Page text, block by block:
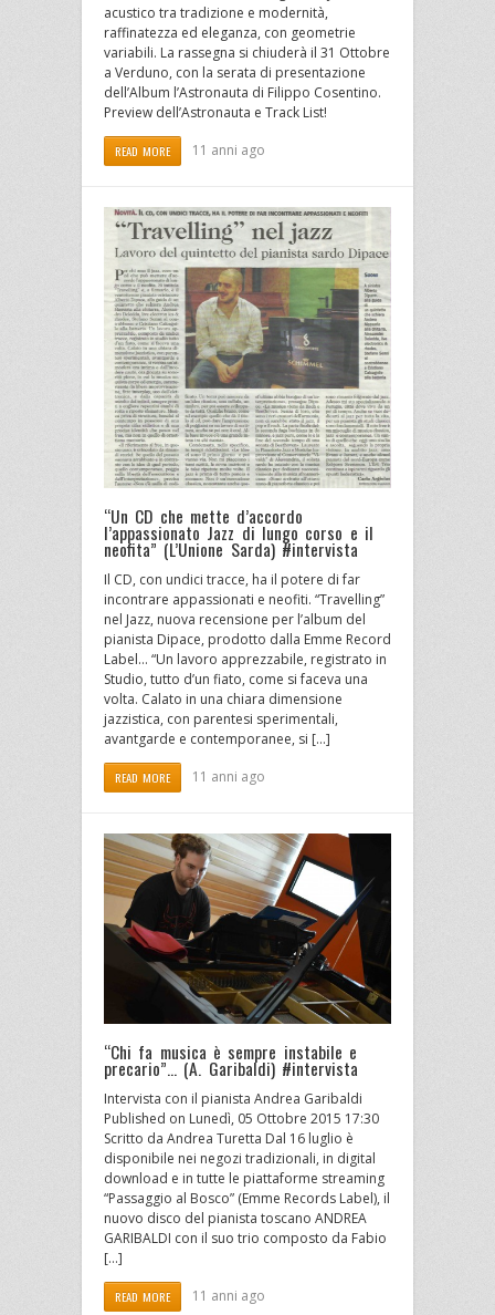
acustico tra tradizione e modernità,
raffinatezza ed eleganza, con geometrie
variabili. La rassegna si chiuderà il 31 Ottobre
a Verduno, con la serata di presentazione
dell’Album l’Astronauta di Filippo Cosentino.
Preview dell’Astronauta e Track List!
READ MORE 11 anni ago
“Un CD che mette d’accordo
l’appassionato Jazz di lungo corso e il
neofita” (L’Unione Sarda) #intervista
Il CD, con undici tracce, ha il potere di far
incontrare appassionati e neofiti. “Travelling”
nel Jazz, nuova recensione per l’album del
pianista Dipace, prodotto dalla Emme Record
Label… “Un lavoro apprezzabile, registrato in
Studio, tutto d’un fiato, come si faceva una
volta. Calato in una chiara dimensione
jazzistica, con parentesi sperimentali,
avantgarde e contemporanee, si […]
READ MORE 11 anni ago
“Chi fa musica è sempre instabile e
precario”… (A. Garibaldi) #intervista
Intervista con il pianista Andrea Garibaldi
Published on Lunedì, 05 Ottobre 2015 17:30
Scritto da Andrea Turetta Dal 16 luglio è
disponibile nei negozi tradizionali, in digital
download e in tutte le piattaforme streaming
“Passaggio al Bosco” (Emme Records Label), il
nuovo disco del pianista toscano ANDREA
GARIBALDI con il suo trio composto da Fabio
[…]
READ MORE 11 anni ago